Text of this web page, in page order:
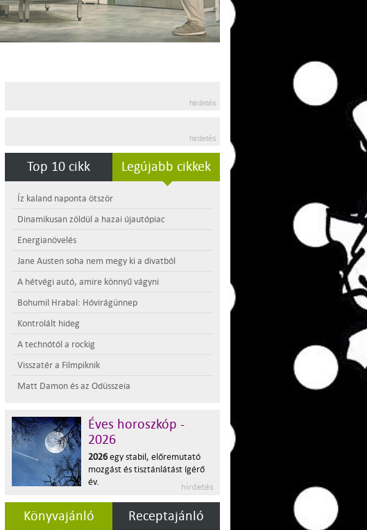
hirdetés
hirdetés
Top 10 cikk Legújabb cikkek
Íz kaland naponta ötször
Dinamikusan zöldül a hazai újautópiac
Energianövelés
Jane Austen soha nem megy ki a divatból
A hétvégi autó, amire könnyű vágyni
Bohumil Hrabal: Hóvirágünnep
Kontrolált hideg
A technótól a rockig
Visszatér a Filmpiknik
Matt Damon és az Odüsszeia
Éves horoszkóp -
2026
2026 egy stabil, előremutató
mozgást és tisztánlátást ígérő
év.
Könyvajánló Receptajánló